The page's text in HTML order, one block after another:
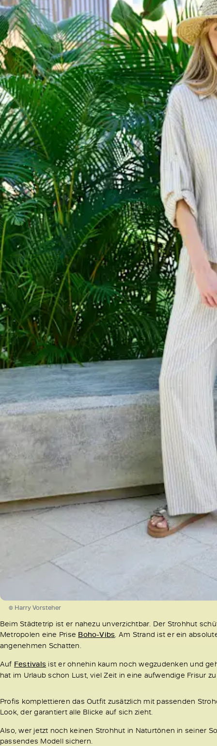
© Harry Vorsteher
Beim Städtetrip ist er nahezu unverzichtbar. Der Strohhut
Metropolen eine Prise Boho-Vibs . Am Strand ist er ein
angenehmen Schatten.
Auf Festivals ist er ohnehin kaum noch wegzudenken und
hat im Urlaub schon Lust, viel Zeit in eine aufwendige Frisur
Profis komplettieren das Outfit zusätzlich mit passenden
Look, der garantiert alle Blicke auf sich zieht.
Also, wer jetzt noch keinen Strohhut in Naturtönen in seiner
passendes Modell sichern.